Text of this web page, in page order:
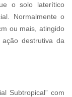
o solo laterítico
Normalmente o
ou mais, atingido
destrutiva da
Subtropical” com